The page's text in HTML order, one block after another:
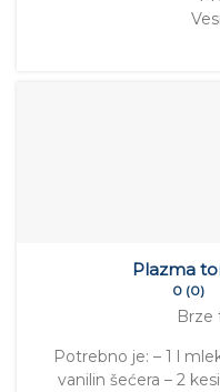
Plazma
0 (0)
Brze
Potrebno je: – 1 l
vanilin šećera – 2